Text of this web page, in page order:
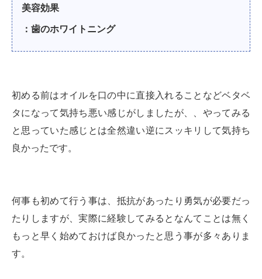
美容効果
：歯のホワイトニング
初める前はオイルを口の中に直接入れることなどベタベ
タになって気持ち悪い感じがしましたが、、やってみる
と思っていた感じとは全然違い逆にスッキリして気持ち
良かったです。
何事も初めて行う事は、抵抗があったり勇気が必要だっ
たりしますが、実際に経験してみるとなんてことは無く
もっと早く始めておけば良かったと思う事が多々ありま
す。